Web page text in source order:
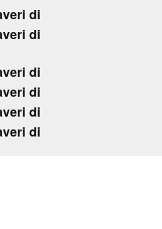
di
di
di
di
di
di